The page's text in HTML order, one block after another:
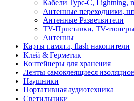
Кабели Type-C, Lightning,
Антенные переходники,
Антенные Разветвители
TV-Приставки, TV-тюнеры
Антенны
Карты памяти, flash накопители
Клей & Герметик
Контейнеры для хранения
Ленты самоклеящиеся
Наушники
Портативная аудиотехника
Светильники